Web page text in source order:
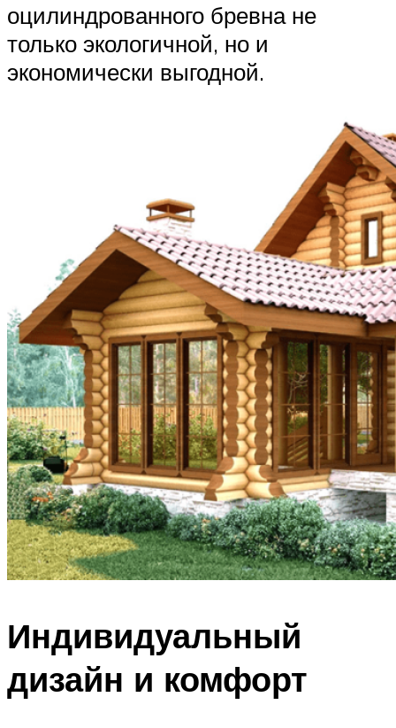
оцилиндрованного бревна не
только экологичной, но и
экономически выгодной.
Индивидуальный
дизайн и комфорт